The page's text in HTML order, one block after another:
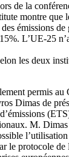
de la
montre que
émissions
L’UE-25
les deux
permis au
Dimas de
M.
le protocole de